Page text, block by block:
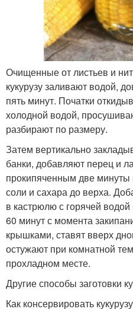
Очищенные от листьев и
кукурузу заливают водой,
пять минут. Початки
холодной водой,
разбирают по размеру.
Затем вертикально
банки, добавляют перец и
прокипяченным две
соли и сахара до верха.
в кастрюлю с горячей
60 минут с момента
крышками, ставят вверх
остужают при комнатной
прохладном месте.
Другие способы заготовки
Как консервировать кукурузу